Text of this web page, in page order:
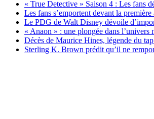
« True Detective » Saison 4 : Les fans
Les fans s’emportent devant la
Le PDG de Walt Disney dévoile
« Anaon » : une plongée dans
Décès de Maurice Hines, légende du
Sterling K. Brown prédit qu’il ne